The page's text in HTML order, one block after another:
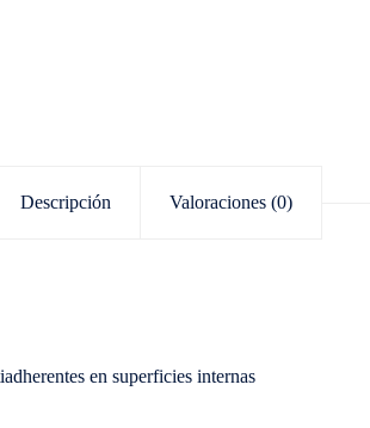
Descripción Valoraciones (0)
en superficies internas